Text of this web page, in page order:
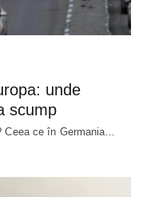
unde
scump
ce în Germania…